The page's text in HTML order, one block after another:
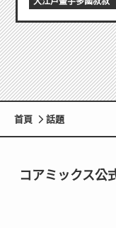
首頁 話題
コアミックス公